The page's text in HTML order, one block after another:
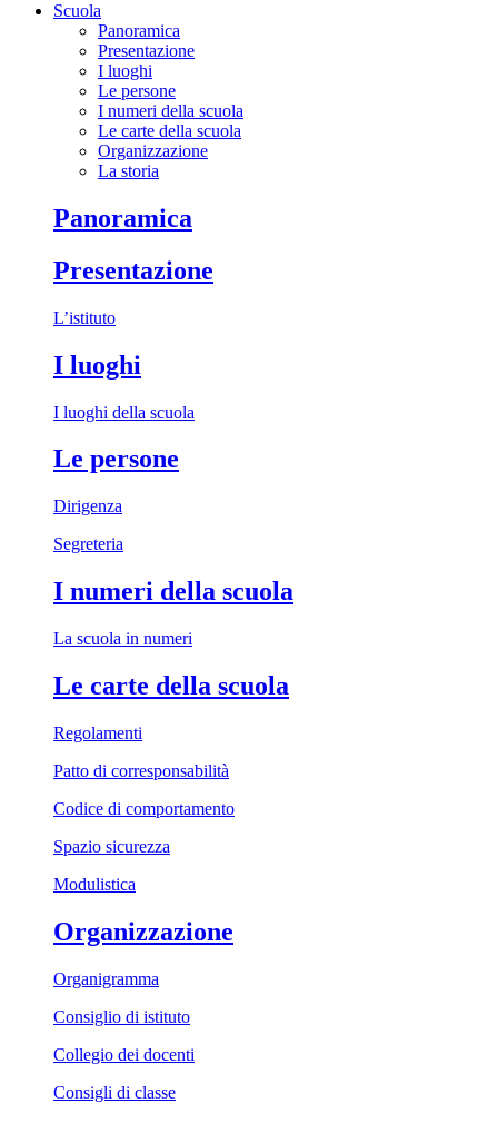
Scuola
Panoramica
Presentazione
I luoghi
Le persone
I numeri della scuola
Le carte della scuola
Organizzazione
La storia
Panoramica
Presentazione
L’istituto
I luoghi
I luoghi della scuola
Le persone
Dirigenza
Segreteria
I numeri della scuola
La scuola in numeri
Le carte della scuola
Regolamenti
Patto di corresponsabilità
Codice di comportamento
Spazio sicurezza
Modulistica
Organizzazione
Organigramma
Consiglio di istituto
Collegio dei docenti
Consigli di classe